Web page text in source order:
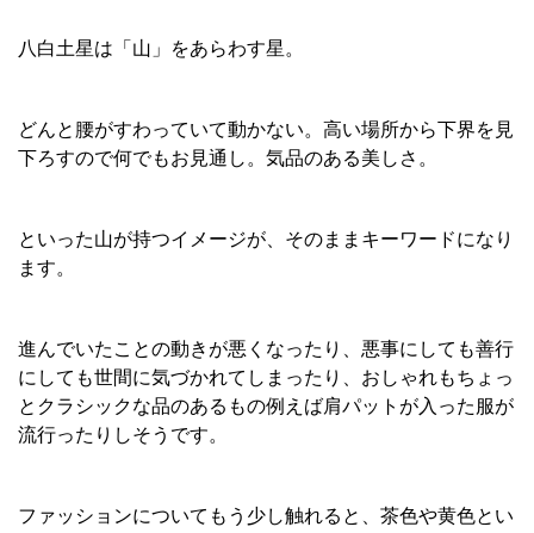
八白土星は「山」をあらわす星。
どんと腰がすわっていて動かない。高い場所から下界を見
下ろすので何でもお見通し。気品のある美しさ。
といった山が持つイメージが、そのままキーワードになり
ます。
進んでいたことの動きが悪くなったり、悪事にしても善行
にしても世間に気づかれてしまったり、おしゃれもちょっ
とクラシックな品のあるもの例えば肩パットが入った服が
流行ったりしそうです。
ファッションについてもう少し触れると、茶色や黄色とい